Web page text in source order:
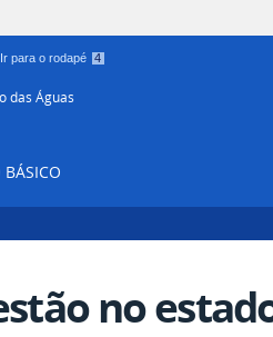
Ir para o rodapé 4
das Águas
no